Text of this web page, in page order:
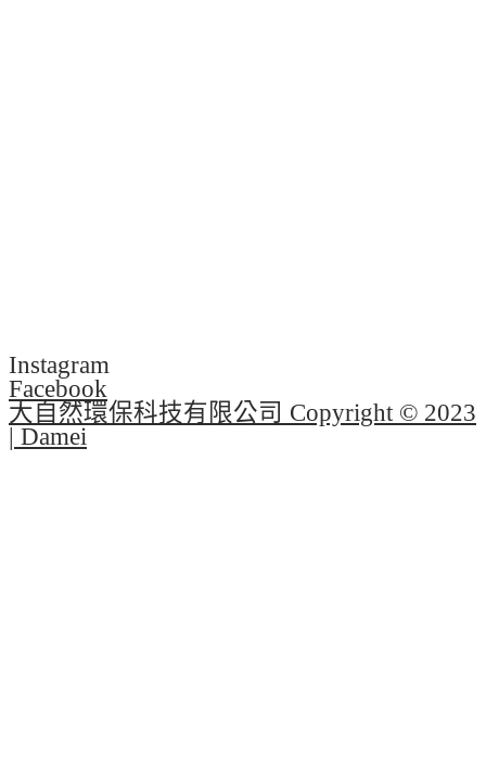
Instagram
Facebook
大自然環保科技有限公司 Copyright © 2023
| Damei